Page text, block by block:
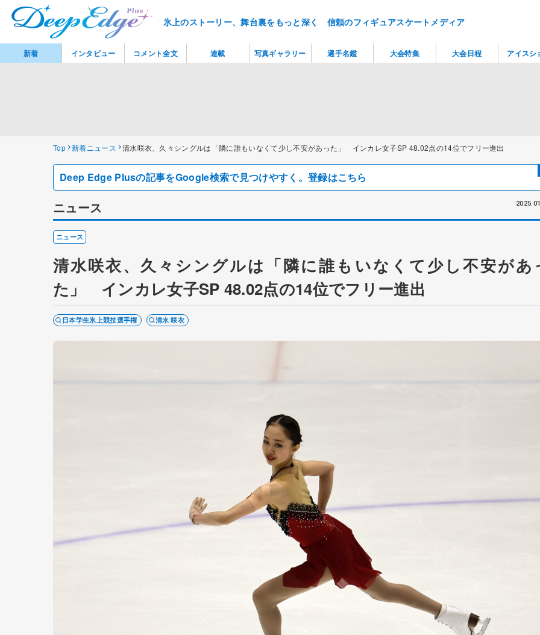
氷上のストーリー、舞台裏をもっと深く 信頼のフィギュアスケートメディア
Top 新着ニュース 清水咲衣、久々シングルは「隣に誰もいなくて少し不安があった」 インカレ女子SP 48.02点の14位でフリー進出
Deep Edge Plusの記事をGoogle検索で見つけやすく。登録はこちら
ニュース
ニュース
清水咲衣、久々シングルは「隣に誰もいなくて少し不安があ
た」 インカレ女子SP 48.02点の14位でフリー進出
日本学生氷上競技選手権 清水 咲衣
新着 インタビュー コメント全文 連載 写真ギャラリー 選手名鑑 大会特集 大会日程 アイスシ